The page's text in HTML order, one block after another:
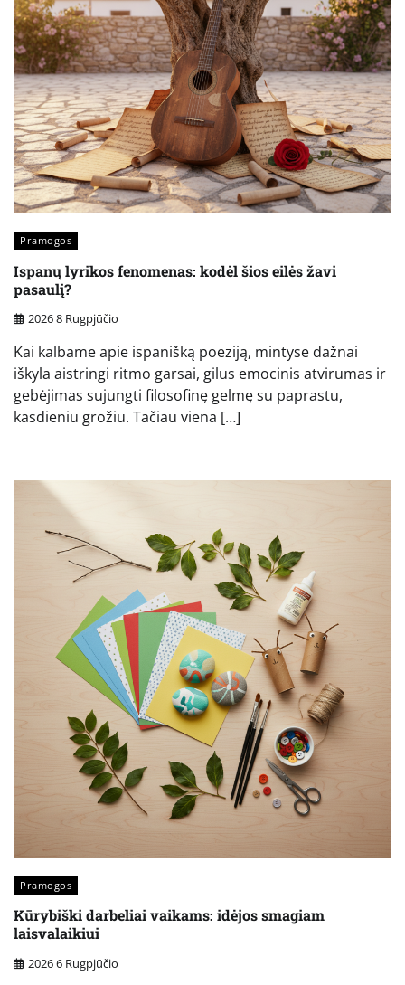
Pramogos
Ispanų lyrikos fenomenas: kodėl šios eilės žavi
pasaulį?
2026 8 Rugpjūčio
Kai kalbame apie ispanišką poeziją, mintyse dažnai
iškyla aistringi ritmo garsai, gilus emocinis atvirumas ir
gebėjimas sujungti filosofinę gelmę su paprastu,
kasdieniu grožiu. Tačiau viena […]
Pramogos
Kūrybiški darbeliai vaikams: idėjos smagiam
laisvalaikiui
2026 6 Rugpjūčio